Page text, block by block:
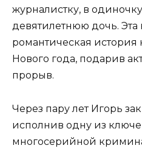
журналистку, в
девятилетнюю дочь. Эта
романтическая история
Нового года, подарив
прорыв.
Через пару лет Игорь
исполнив одну из
многосерийной